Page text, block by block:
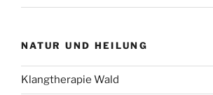
NATUR UND HEILUNG
Klangtherapie Wald